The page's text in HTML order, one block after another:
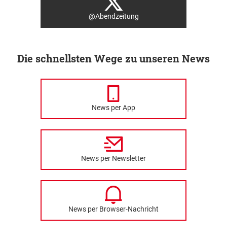
@Abendzeitung
Die schnellsten Wege zu unseren News
News per App
News per Newsletter
News per Browser-Nachricht